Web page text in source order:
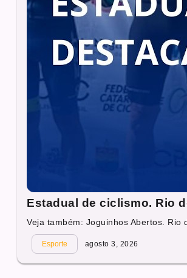
Estadual de ciclismo. Rio
Veja também: Joguinhos Abertos. Rio
Esporte agosto 3, 2026